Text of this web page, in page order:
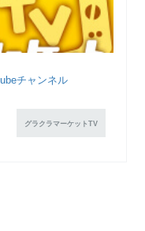
チャンネル
グラクラマーケットTV